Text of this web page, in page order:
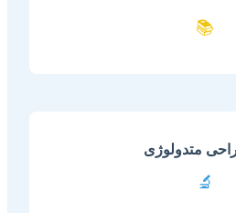
📚
🔬